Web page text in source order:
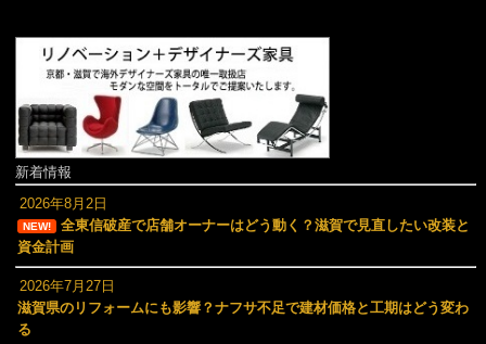
新着情報
2026年8月2日
NEW! 全東信破産で店舗オーナーはどう動く？滋賀で見直したい改装と
資金計画
2026年7月27日
滋賀県のリフォームにも影響？ナフサ不足で建材価格と工期はどう変わ
る